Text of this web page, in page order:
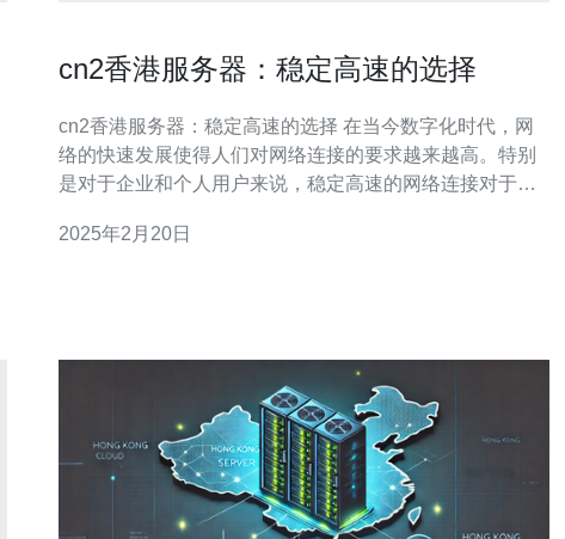
cn2香港服务器：稳定高速的选择
cn2香港服务器：稳定高速的选择 在当今数字化时代，网
络的快速发展使得人们对网络连接的要求越来越高。特别
是对于企业和个人用户来说，稳定高速的网络连接对于顺
港服务器是一种值得考虑的选择。 cn2香港服务器是指位
2025年2月20日